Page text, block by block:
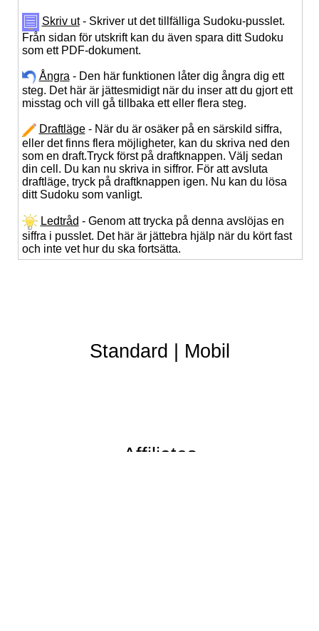
Skriv ut- Skriver ut det tillfälliga Sudoku-pusslet.
Från sidan för utskrift kan du även spara ditt Sudoku
som ett PDF-dokument.
Ångra - Den här funktionen låter dig ångra dig ett
steg. Det här är jättesmidigt när du inser att du gjort ett
misstag och vill gå tillbaka ett eller flera steg.
Draftläge- När du är osäker på en särskild siffra,
eller det finns flera möjligheter, kan du skriva ned den
som en draft.Tryck först på draftknappen. Välj sedan
din cell. Du kan nu skriva in siffror. För att avsluta
draftläge, tryck på draftknappen igen. Nu kan du lösa
ditt Sudoku som vanligt.
Ledtråd - Genom att trycka på denna avslöjas en
siffra i pusslet. Det här är jättebra hjälp när du kört fast
och inte vet hur du ska fortsätta.
Standard Mobil
Affiliates